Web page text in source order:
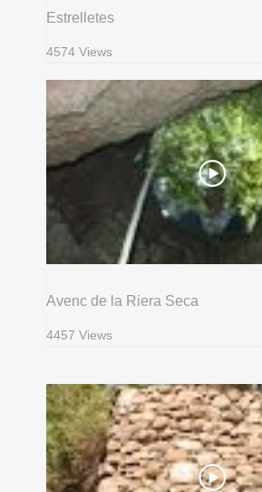
Estrelletes
4574 Views
Avenc de la Riera Seca
4457 Views